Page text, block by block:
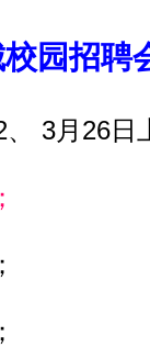
园招聘
3月26日